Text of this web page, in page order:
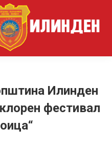
Илинден
фестивал